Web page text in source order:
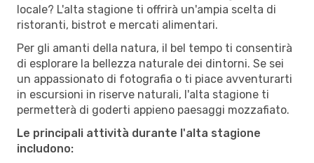
locale? L'alta stagione ti offrirà un'ampia scelta di
ristoranti, bistrot e mercati alimentari.
Per gli amanti della natura, il bel tempo ti consentirà
di esplorare la bellezza naturale dei dintorni. Se sei
un appassionato di fotografia o ti piace avventurarti
in escursioni in riserve naturali, l'alta stagione ti
permetterà di goderti appieno paesaggi mozzafiato.
Le principali attività durante l'alta stagione
includono: